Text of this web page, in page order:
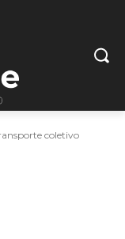
coletivo